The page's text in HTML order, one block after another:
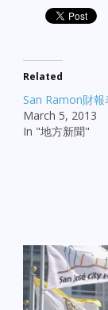
Related
San Ramon財
March 5, 2013
In "地方新聞"